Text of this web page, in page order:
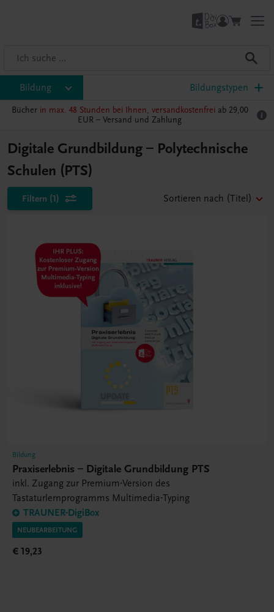
Bildung Bildungstypen
Bücher in max. 48 Stunden bei Ihnen, versandkostenfrei ab 29,00
EUR – Versand und Zahlung
Digitale Grundbildung – Polytechnische
Schulen (PTS)
Filtern (1) Sortieren nach (Titel)
Bildung
Praxiserlebnis – Digitale Grundbildung PTS
inkl. Zugang zur Premium-Version des
Tastaturlernprogramms Multimedia-Typing
TRAUNER-DigiBox
NEUBEARBEITUNG
€ 19,23